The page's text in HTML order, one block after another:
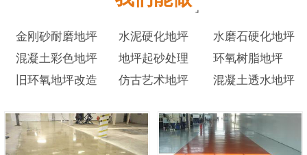
金刚砂耐磨地坪 水泥硬化地坪
水磨石硬化地坪
混凝土彩色地坪
地坪起砂处理
环氧树脂地坪
旧环氧地坪改造
仿古艺术地坪 混凝土透水地坪